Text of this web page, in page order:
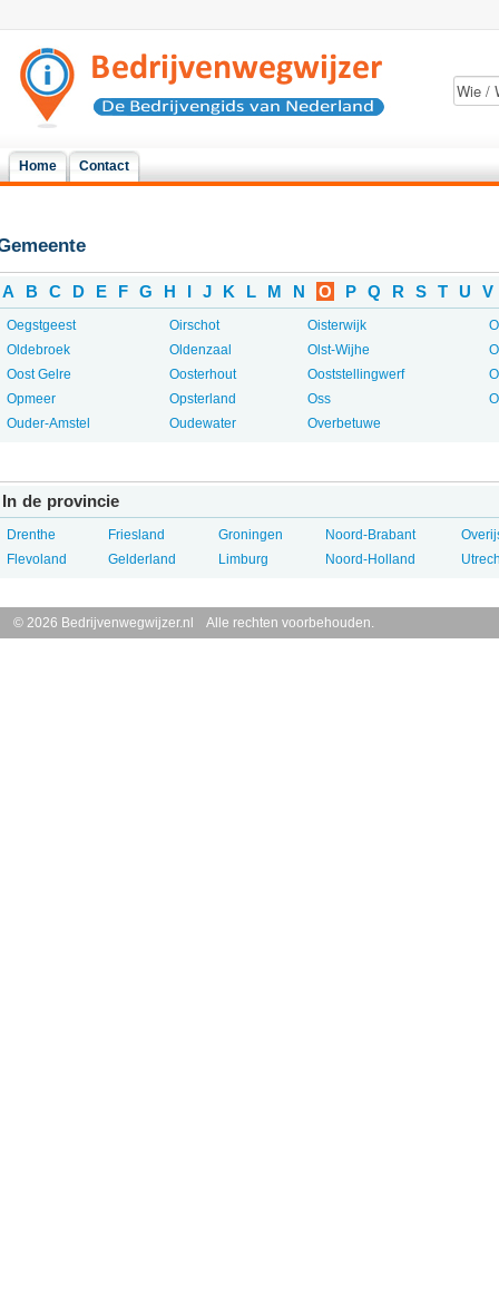
Home Contact
A B C D E F G H I J K L M N O P Q R S T U V
Oegstgeest
Oldebroek
Oost Gelre
Opmeer
Ouder-Amstel
Oirschot
Oldenzaal
Oosterhout
Opsterland
Oudewater
Oisterwijk
Olst-Wijhe
Ooststellingwerf
Oss
Overbetuwe
In de provincie
Drenthe
Flevoland
Friesland
Gelderland
Groningen
Limburg
Noord-Brabant
Noord-Holland
© 2026 Bedrijvenwegwijzer.nl Alle rechten voorbehouden.